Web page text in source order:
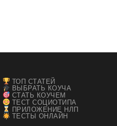
ТОП СТАТЕЙ
ВЫБРАТЬ КОУЧА
СТАТЬ КОУЧЕМ
ТЕСТ СОЦИОТИПА
ПРИЛОЖЕНИЕ НЛП
ТЕСТЫ ОНЛАЙН